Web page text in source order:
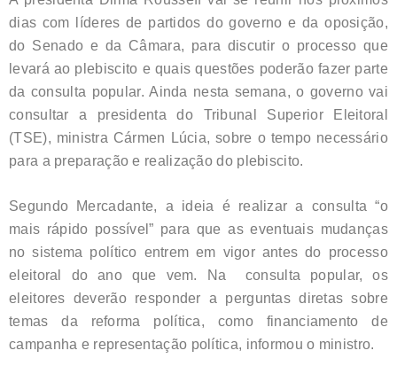
dias com líderes de partidos do governo e da oposição,
do Senado e da Câmara, para discutir o processo que
levará ao plebiscito e quais questões poderão fazer parte
da consulta popular. Ainda nesta semana, o governo vai
consultar a presidenta do Tribunal Superior Eleitoral
(TSE), ministra Cármen Lúcia, sobre o tempo necessário
para a preparação e realização do plebiscito.
Segundo Mercadante, a ideia é realizar a consulta “o
mais rápido possível” para que as eventuais mudanças
no sistema político entrem em vigor antes do processo
eleitoral do ano que vem. Na consulta popular, os
eleitores deverão responder a perguntas diretas sobre
temas da reforma política, como financiamento de
campanha e representação política, informou o ministro.